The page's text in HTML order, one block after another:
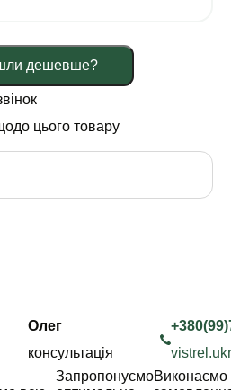
дешевше?
цього товару
Олег
консультація
ЗапропонуємоВиконаємо